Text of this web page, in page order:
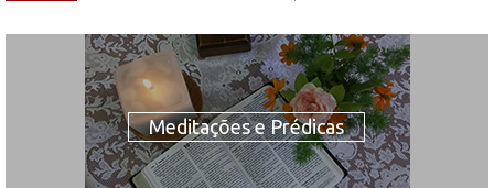
Meditações e Prédicas